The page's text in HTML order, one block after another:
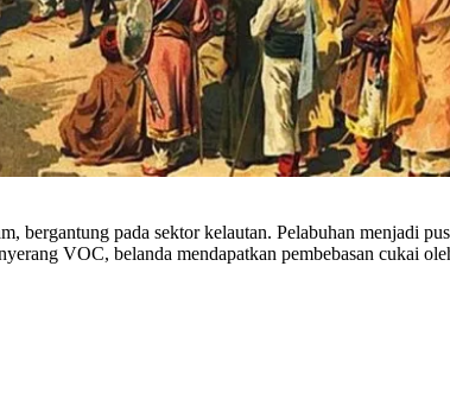
bergantung pada sektor kelautan. Pelabuhan menjadi
VOC, belanda mendapatkan pembebasan cukai